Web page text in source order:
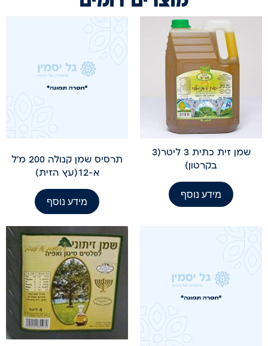
שמן זית כתית 3 ליטר(3
בקרטון)
מידע נוסף
תרסיס שמן קנולה 200 מ'ל
א-12(עץ הזית)
מידע נוסף